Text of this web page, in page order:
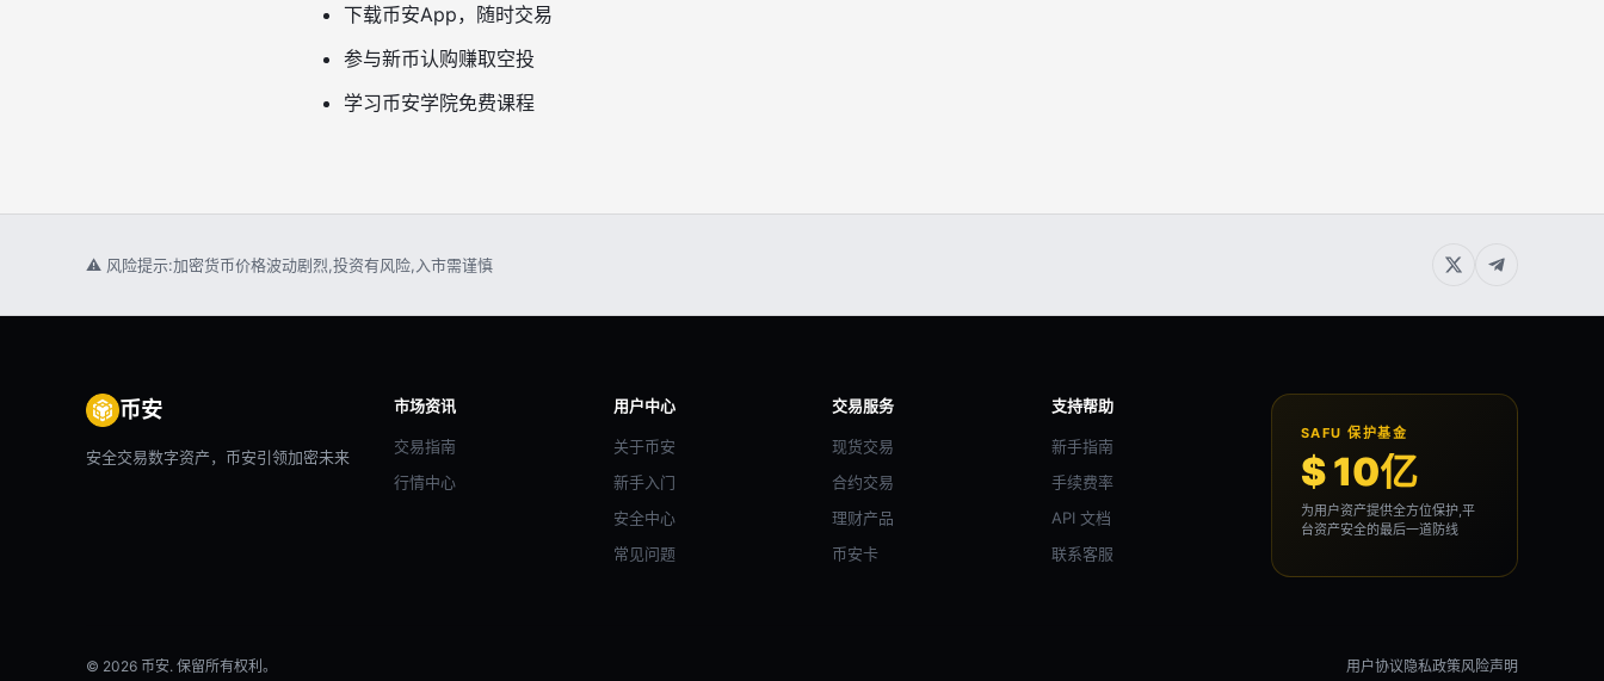
下载币安App，随时交易
参与新币认购赚取空投
学习币安学院免费课程
⚠ 风险提示:加密货币价格波动剧烈,投资有风险,入市需谨慎
币安
安全交易数字资产，币安引领加密未来
市场资讯
交易指南
行情中心
用户中心
关于币安
新手入门
安全中心
常见问题
交易服务
现货交易
合约交易
理财产品
币安卡
支持帮助
新手指南
手续费率
API 文档
联系客服
SAFU 保护基金
$ 10亿
为用户资产提供全方位保护,平
台资产安全的最后一道防线
© 2026 币安. 保留所有权利。 用户协议隐私政策风险声明